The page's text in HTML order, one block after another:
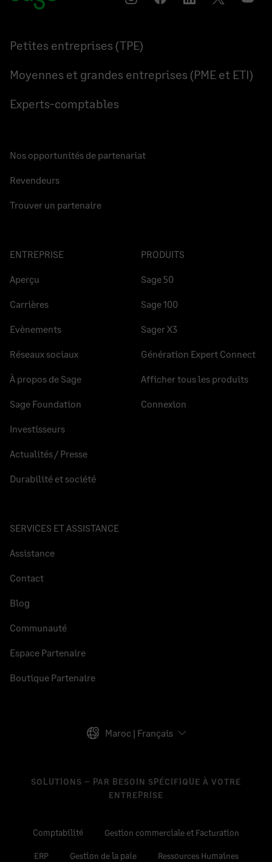
InstagramPartagerPartagerPartager
Petites entreprises (TPE)
Moyennes et grandes entreprises (PME et ETI)
Experts-comptables
Nos opportunités de partenariat
Revendeurs
Trouver un partenaire
ENTREPRISE
Aperçu
Carrières
Evènements
Réseaux sociaux
À propos de Sage
Sage Foundation
Investisseurs
Actualités / Presse
Durabilité et société
PRODUITS
Sage 50
Sage 100
Sager X3
Génération Expert Connect
Afficher tous les produits
Connexion
SERVICES ET ASSISTANCE
Assistance
Contact
Blog
Communauté
Espace Partenaire
Boutique Partenaire
Maroc | Français
SOLUTIONS – PAR BESOIN SPÉCIFIQUE À VOTRE
ENTREPRISE
Comptabilité Gestion commerciale et Facturation
ERP Gestion de la paie Ressources Humaines